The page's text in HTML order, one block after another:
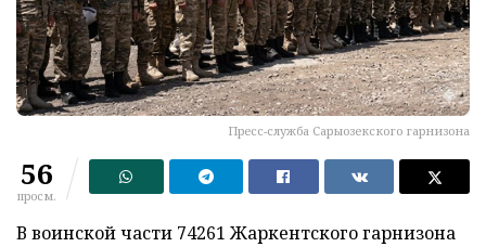
Пресс-служба Сарыозекского гарнизона
56
просм.
В воинской части 74261 Жаркентского гарнизона